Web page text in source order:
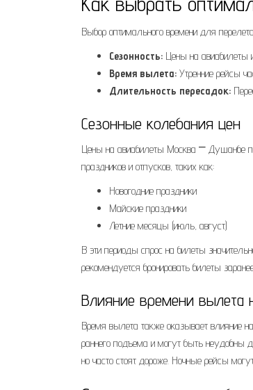
Выбор оптимального времени для
Сезонность: Цены на авиабилеты
Время вылета: Утренние рейсы
Длительность пересадок:
Сезонные колебания цен
Цены на авиабилеты Москва ⎻ Душанбе
праздников и отпусков, таких как:
Новогодние праздники
Майские праздники
Летние месяцы (июль, август)
В эти периоды спрос на билеты
рекомендуется бронировать билеты
Влияние времени вылета
Время вылета также оказывает влияние
раннего подъема и могут быть неудобны
но часто стоят дороже. Ночные рейсы